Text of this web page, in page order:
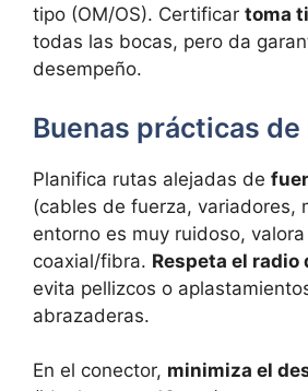
tipo (OM/OS). Certificar toma
todas las bocas, pero da
desempeño.
Buenas prácticas
Planifica rutas alejadas de
(cables de fuerza, variadores,
entorno es muy ruidoso,
coaxial/fibra. Respeta el radio
evita pellizcos o
abrazaderas.
En el conector, minimiza el